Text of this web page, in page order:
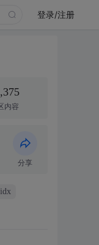
登录/注册
内容
分享